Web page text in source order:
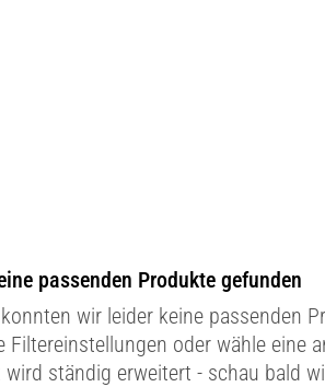
passenden Produkte gefunden
wir leider keine passenden
Filtereinstellungen oder wähle eine
wird ständig erweitert - schau bald